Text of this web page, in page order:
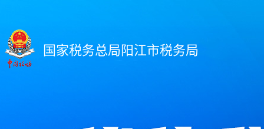
国家税务总局阳江市税务局